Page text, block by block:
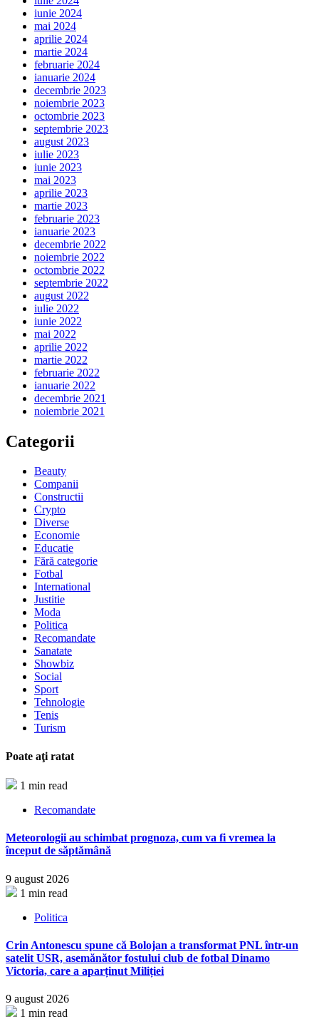
iunie 2024
mai 2024
aprilie 2024
martie 2024
februarie 2024
ianuarie 2024
decembrie 2023
noiembrie 2023
octombrie 2023
septembrie 2023
august 2023
iulie 2023
iunie 2023
mai 2023
aprilie 2023
martie 2023
februarie 2023
ianuarie 2023
decembrie 2022
noiembrie 2022
octombrie 2022
septembrie 2022
august 2022
iulie 2022
iunie 2022
mai 2022
aprilie 2022
martie 2022
februarie 2022
ianuarie 2022
decembrie 2021
noiembrie 2021
Categorii
Beauty
Companii
Constructii
Crypto
Diverse
Economie
Educatie
Fără categorie
Fotbal
International
Justitie
Moda
Politica
Recomandate
Sanatate
Showbiz
Social
Sport
Tehnologie
Tenis
Turism
Poate aţi ratat
1 min read
Recomandate
Meteorologii au schimbat prognoza, cum va fi vremea la
început de săptămână
9 august 2026
1 min read
Politica
Crin Antonescu spune că Bolojan a transformat PNL într-un
satelit USR, asemănător fostului club de fotbal Dinamo
Victoria, care a aparținut Miliției
9 august 2026
1 min read